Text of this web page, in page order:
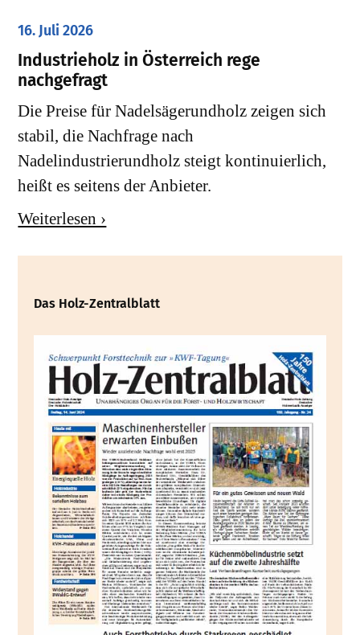
16. Juli 2026
Industrieholz in Österreich rege
nachgefragt
Die Preise für Nadelsägerundholz zeigen sich
stabil, die Nachfrage nach
Nadelindustrierundholz steigt kontinuierlich,
heißt es seitens der Anbieter.
Weiterlesen ›
Das Holz-Zentralblatt